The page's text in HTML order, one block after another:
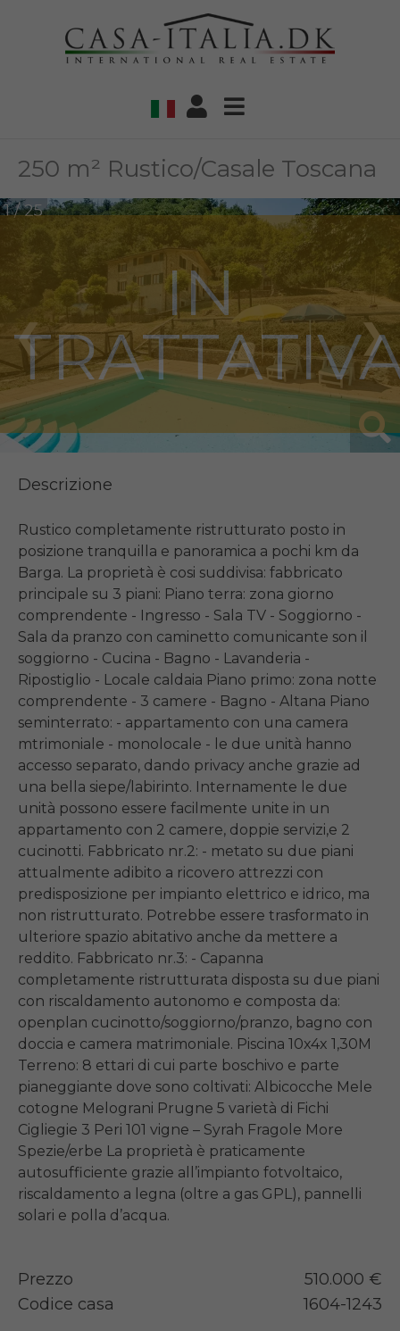
250 m² Rustico/Casale Toscana
IN
1 / 25
❮ ❯
Descrizione
Rustico completamente ristrutturato posto in
posizione tranquilla e panoramica a pochi km da
Barga. La proprietà è cosi suddivisa: fabbricato
principale su 3 piani: Piano terra: zona giorno
comprendente - Ingresso - Sala TV - Soggiorno -
Sala da pranzo con caminetto comunicante son il
soggiorno - Cucina - Bagno - Lavanderia -
Ripostiglio - Locale caldaia Piano primo: zona notte
comprendente - 3 camere - Bagno - Altana Piano
seminterrato: - appartamento con una camera
mtrimoniale - monolocale - le due unità hanno
accesso separato, dando privacy anche grazie ad
una bella siepe/labirinto. Internamente le due
unità possono essere facilmente unite in un
appartamento con 2 camere, doppie servizi,e 2
cucinotti. Fabbricato nr.2: - metato su due piani
attualmente adibito a ricovero attrezzi con
predisposizione per impianto elettrico e idrico, ma
non ristrutturato. Potrebbe essere trasformato in
ulteriore spazio abitativo anche da mettere a
reddito. Fabbricato nr.3: - Capanna
completamente ristrutturata disposta su due piani
con riscaldamento autonomo e composta da:
openplan cucinotto/soggiorno/pranzo, bagno con
doccia e camera matrimoniale. Piscina 10x4x 1,30M
Terreno: 8 ettari di cui parte boschivo e parte
pianeggiante dove sono coltivati: Albicocche Mele
cotogne Melograni Prugne 5 varietà di Fichi
Cigliegie 3 Peri 101 vigne – Syrah Fragole More
Spezie/erbe La proprietà è praticamente
autosufficiente grazie all’impianto fotvoltaico,
riscaldamento a legna (oltre a gas GPL), pannelli
solari e polla d’acqua.
Prezzo
510.000 €
Codice casa
1604-1243